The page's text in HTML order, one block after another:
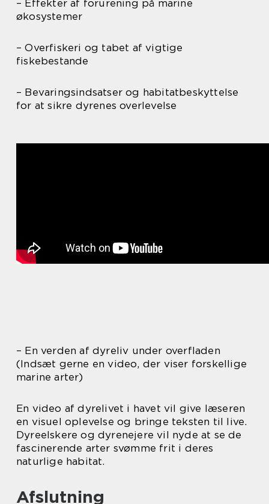
– Effekter af forurening på marine
økosystemer
– Overfiskeri og tabet af vigtige
fiskebestande
– Bevaringsindsatser og habitatbeskyttelse
for at sikre dyrenes overlevelse
– En verden af dyreliv under overfladen
(Indsæt gerne en video, der viser forskellige
marine arter)
En video af dyrelivet i havet vil give læseren
en visuel oplevelse og bringe teksten til live.
Dyreelskere og dyrenejere vil nyde at se de
fascinerende arter svømme frit i deres
naturlige habitat.
Afslutning